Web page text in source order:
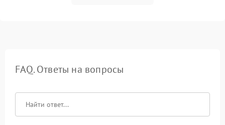
FAQ. Ответы на вопросы